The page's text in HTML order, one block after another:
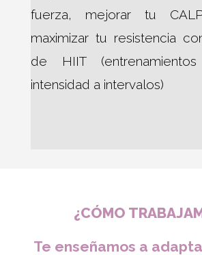
fuerza, mejorar tu
maximizar tu resistencia
de HIIT
intensidad a intervalos)
¿CÓMO
Te enseñamos a